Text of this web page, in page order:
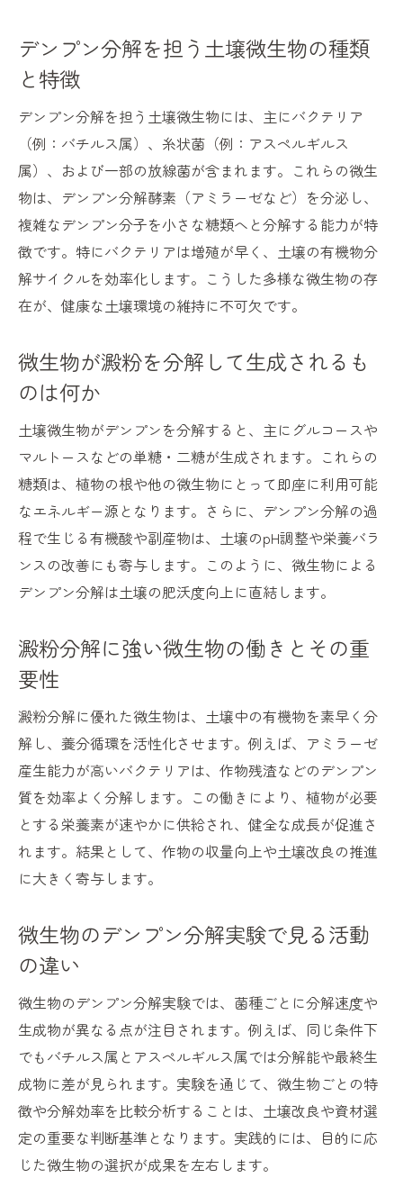
デンプン分解を担う土壌微生物の種類
と特徴
デンプン分解を担う土壌微生物には、主にバクテリア
（例：バチルス属）、糸状菌（例：アスペルギルス
属）、および一部の放線菌が含まれます。これらの微生
物は、デンプン分解酵素（アミラーゼなど）を分泌し、
複雑なデンプン分子を小さな糖類へと分解する能力が特
徴です。特にバクテリアは増殖が早く、土壌の有機物分
解サイクルを効率化します。こうした多様な微生物の存
在が、健康な土壌環境の維持に不可欠です。
微生物が澱粉を分解して生成されるも
のは何か
土壌微生物がデンプンを分解すると、主にグルコースや
マルトースなどの単糖・二糖が生成されます。これらの
糖類は、植物の根や他の微生物にとって即座に利用可能
なエネルギー源となります。さらに、デンプン分解の過
程で生じる有機酸や副産物は、土壌のpH調整や栄養バラ
ンスの改善にも寄与します。このように、微生物による
デンプン分解は土壌の肥沃度向上に直結します。
澱粉分解に強い微生物の働きとその重
要性
澱粉分解に優れた微生物は、土壌中の有機物を素早く分
解し、養分循環を活性化させます。例えば、アミラーゼ
産生能力が高いバクテリアは、作物残渣などのデンプン
質を効率よく分解します。この働きにより、植物が必要
とする栄養素が速やかに供給され、健全な成長が促進さ
れます。結果として、作物の収量向上や土壌改良の推進
に大きく寄与します。
微生物のデンプン分解実験で見る活動
の違い
微生物のデンプン分解実験では、菌種ごとに分解速度や
生成物が異なる点が注目されます。例えば、同じ条件下
でもバチルス属とアスペルギルス属では分解能や最終生
成物に差が見られます。実験を通じて、微生物ごとの特
徴や分解効率を比較分析することは、土壌改良や資材選
定の重要な判断基準となります。実践的には、目的に応
じた微生物の選択が成果を左右します。